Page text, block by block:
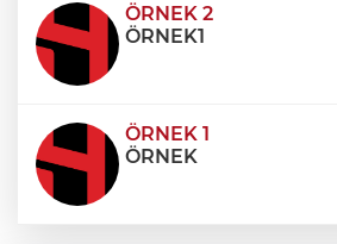
condimentum eros et, faucibus
ÖRNEK 2
ÖRNEK1
ÖRNEK 1
ÖRNEK